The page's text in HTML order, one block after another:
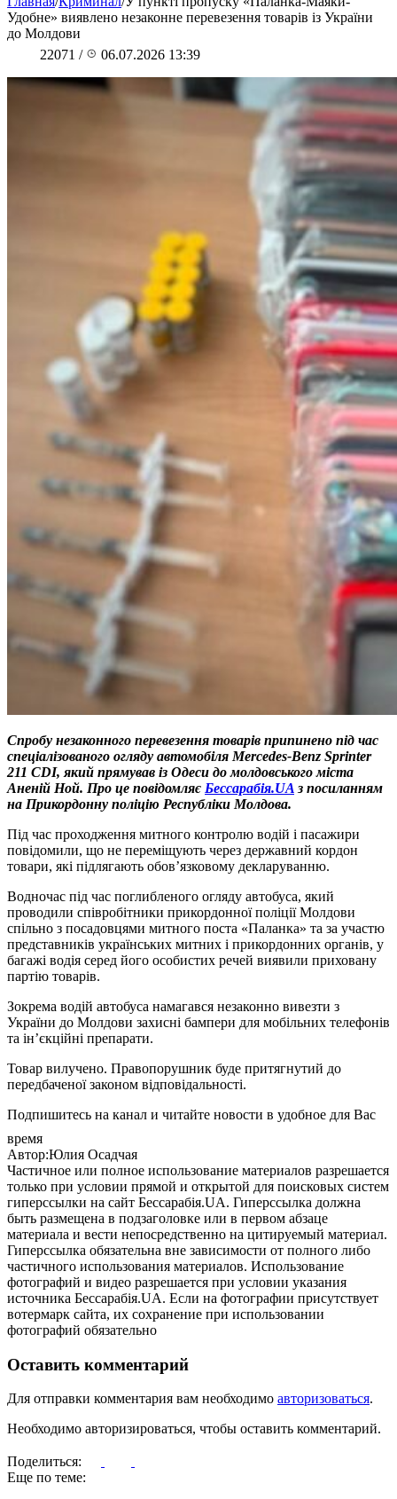
Удобне» виявлено незаконне перевезення товарів із України
до Молдови
22071 / 06.07.2026 13:39
Спробу незаконного перевезення товарів припинено під час
спеціалізованого огляду автомобіля Mercedes-Benz Sprinter
211 CDI, який прямував із Одеси до молдовського міста
Аненій Ной. Про це повідомляє Бессарабія.UA з посиланням
на Прикордонну поліцію Республіки Молдова.
Під час проходження митного контролю водій і пасажири
повідомили, що не переміщують через державний кордон
товари, які підлягають обов’язковому декларуванню.
Водночас під час поглибленого огляду автобуса, який
проводили співробітники прикордонної поліції Молдови
спільно з посадовцями митного поста «Паланка» та за участю
представників українських митних і прикордонних органів, у
багажі водія серед його особистих речей виявили приховану
партію товарів.
Зокрема водій автобуса намагався незаконно вивезти з
України до Молдови захисні бампери для мобільних телефонів
та ін’єкційні препарати.
Товар вилучено. Правопорушник буде притягнутий до
передбаченої законом відповідальності.
Подпишитесь на канал и читайте новости в удобное для Вас
время
Автор:Юлия Осадчая
Частичное или полное использование материалов разрешается
только при условии прямой и открытой для поисковых систем
гиперссылки на сайт Бессарабія.UA. Гиперссылка должна
быть размещена в подзаголовке или в первом абзаце
материала и вести непосредственно на цитируемый материал.
Гиперссылка обязательна вне зависимости от полного либо
частичного использования материалов. Использование
фотографий и видео разрешается при условии указания
источника Бессарабія.UA. Если на фотографии присутствует
вотермарк сайта, их сохранение при использовании
фотографий обязательно
Оставить комментарий
Для отправки комментария вам необходимо авторизоваться.
Необходимо авторизироваться, чтобы оставить комментарий.
Поделиться:
Еще по теме: